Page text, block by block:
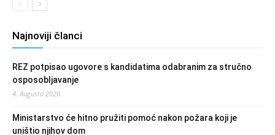
Najnoviji članci
REZ potpisao ugovore s kandidatima odabranim za stručno
osposobljavanje
4. Augusta 2026.
Ministarstvo će hitno pružiti pomoć nakon požara koji je
uništio njihov dom